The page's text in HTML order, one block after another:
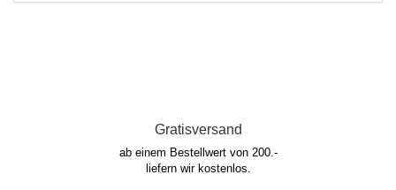
Gratisversand
ab einem Bestellwert von 200.-
liefern wir kostenlos.